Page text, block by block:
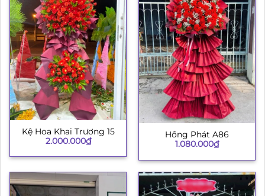
Kệ Hoa Khai Trương 15
2.000.000₫
Hồng Phát A86
1.080.000₫